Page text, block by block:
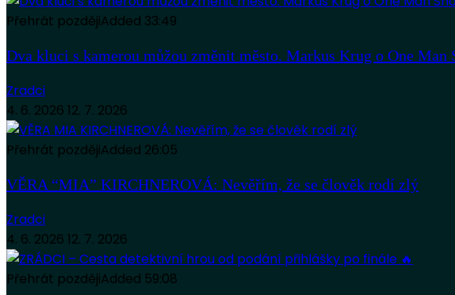
Přehrát pozdějiAdded 33:49
Dva kluci s kamerou můžou změnit město. Markus Krug o One
Zradci
4. 6. 2026 12. 7. 2026
Přehrát pozdějiAdded 26:05
VĚRA “MIA” KIRCHNEROVÁ: Nevěřím, že se člověk rodí zlý
Zradci
4. 6. 2026 12. 7. 2026
Přehrát pozdějiAdded 59:08